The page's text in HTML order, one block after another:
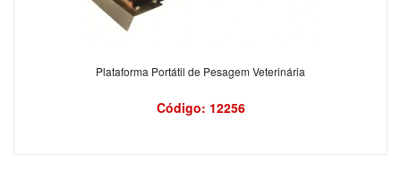
Plataforma Portátil de Pesagem Veterinária
Código: 12256